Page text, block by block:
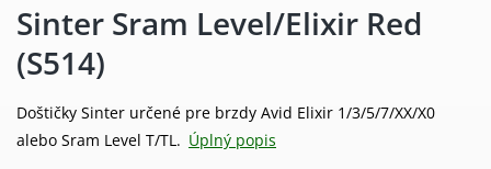
Sinter Sram Level/Elixir Red
(S514)
Doštičky Sinter určené pre brzdy Avid Elixir 1/3/5/7/XX/X0
alebo Sram Level T/TL. Úplný popis